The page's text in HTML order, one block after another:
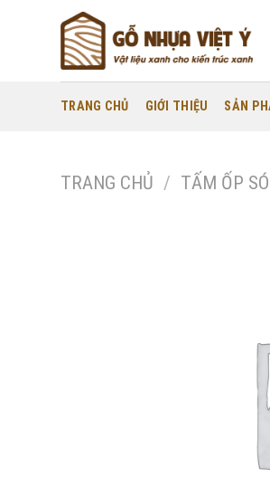
TRANG CHỦ GIỚI THIỆU SẢN
TRANG CHỦ / TẤM ỐP